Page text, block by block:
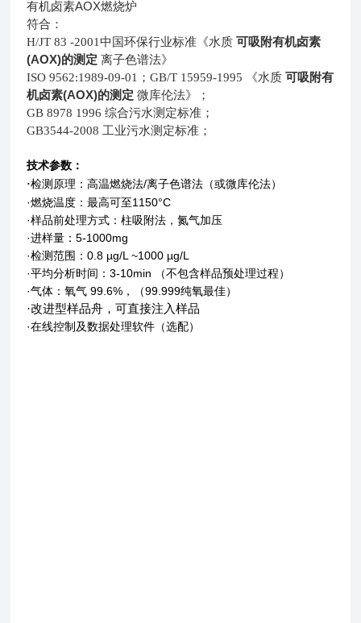
有机卤素AOX燃烧炉
符合：
H/JT 83 -2001中国环保行业标准《水质可吸附有机卤素
(AOX)的测定 离子色谱法》
ISO 9562:1989-09-01；GB/T 15959-1995 《水质可吸附有
机卤素(AOX)的测定 微库伦法》；
GB 8978 1996 综合污水测定标准；
GB3544-2008 工业污水测定标准；
技术参数：
·检测原理：高温燃烧法/离子色谱法（或微库伦法）
·燃烧温度：最高可至1150°C
·样品前处理方式：柱吸附法，氮气加压
·进样量：5-1000mg
·检测范围：0.8 µg/L ~1000 µg/L
·平均分析时间：3-10min （不包含样品预处理过程）
·气体：氧气99.6% ，（99.999纯氧最佳）
·改进型样品舟，可直接注入样品
·在线控制及数据处理软件（选配）